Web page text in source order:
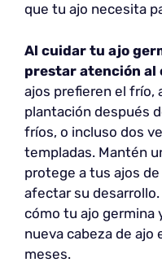
que tu ajo necesita
Al cuidar tu ajo
prestar atención al
ajos prefieren el frío,
plantación después
fríos, o incluso dos
templadas. Mantén
protege a tus ajos
afectar su
cómo tu ajo germina
nueva cabeza de
meses.